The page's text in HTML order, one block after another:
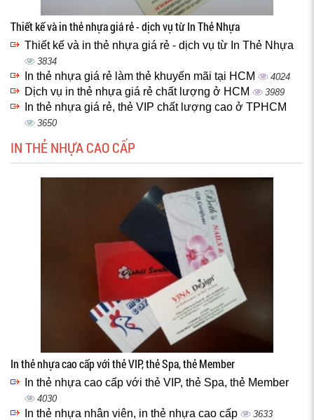
Thiết kế và in thẻ nhựa giá rẻ - dịch vụ từ In Thẻ Nhựa
Thiết kế và in thẻ nhựa giá rẻ - dịch vụ từ In Thẻ Nhựa
3834
In thẻ nhựa giá rẻ làm thẻ khuyến mãi tại HCM 4024
Dịch vụ in thẻ nhựa giá rẻ chất lượng ở HCM 3989
In thẻ nhựa giá rẻ, thẻ VIP chất lượng cao ở TPHCM
3650
IN THẺ NHỰA CAO CẤP
In thẻ nhựa cao cấp với thẻ VIP, thẻ Spa, thẻ Member
In thẻ nhựa cao cấp với thẻ VIP, thẻ Spa, thẻ Member
4030
In thẻ nhựa nhân viên, in thẻ nhựa cao cấp 3633